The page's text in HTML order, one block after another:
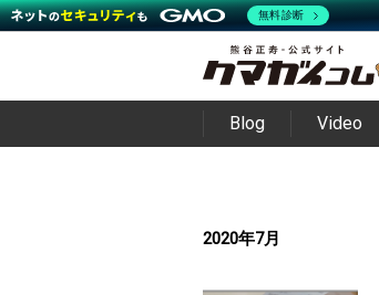
Blog Video
2020年7月
無料診断